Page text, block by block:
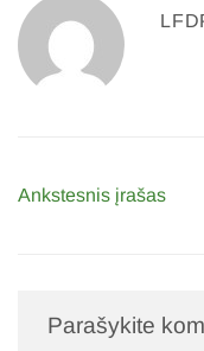
Ankstesnis įrašas
Parašykite